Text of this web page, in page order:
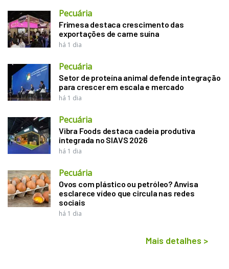
Pecuária
Frimesa destaca crescimento das
exportações de carne suína
há 1 dia
Pecuária
Setor de proteína animal defende integração
para crescer em escala e mercado
há 1 dia
Pecuária
Vibra Foods destaca cadeia produtiva
integrada no SIAVS 2026
há 1 dia
Pecuária
Ovos com plástico ou petróleo? Anvisa
esclarece vídeo que circula nas redes
sociais
há 1 dia
Mais detalhes >